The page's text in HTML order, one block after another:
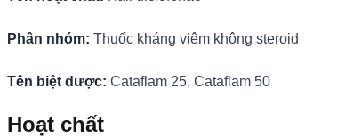
Phân nhóm: Thuốc kháng viêm không steroid
Tên biệt dược: Cataflam 25, Cataflam 50
Hoạt chất